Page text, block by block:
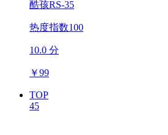
酷孩RS-35
热度指数100
10.0 分
￥99
TOP
45